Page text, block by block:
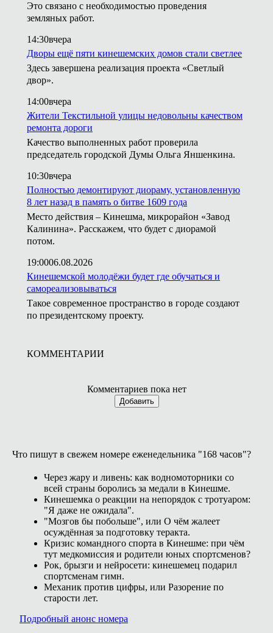
Это связано с необходимостью проведения
земляных работ.
14:30вчера
Дворы ещё пяти кинешемских домов стали светлее
Здесь завершена реализация проекта «Светлый
двор».
14:00вчера
Жители Текстильной улицы недовольны качеством
ремонта дороги
Качество выполненных работ проверила
председатель городской Думы Ольга Яншенкина.
10:30вчера
Полностью демонтируют диораму, установленную
8 лет назад в память о битве 1609 года
Место действия – Кинешма, микрорайон «Завод
Калинина». Расскажем, что будет с диорамой
потом.
19:0006.08.2026
Кинешемской молодёжи будет где обучаться и
самореализовываться
Такое современное пространство в городе создают
по президентскому проекту.
КОММЕНТАРИИ
Комментариев пока нет
Добавить
Что пишут в свежем номере еженедельника "168 часов"?
Через жару и ливень: как водномоторники со
всей страны боролись за медали в Кинешме.
Кинешемка о реакции на непорядок с тротуаром:
"Я даже не ожидала".
"Мозгов бы побольше", или О чём жалеет
осуждённая за подготовку теракта.
Кризис командного спорта в Кинешме: при чём
тут медкомиссия и родители юных спортсменов?
Рок, брызги и нейросети: кинешемец подарил
спортсменам гимн.
Механик против цифры, или Разорение по
старости лет.
Подробный анонс номера